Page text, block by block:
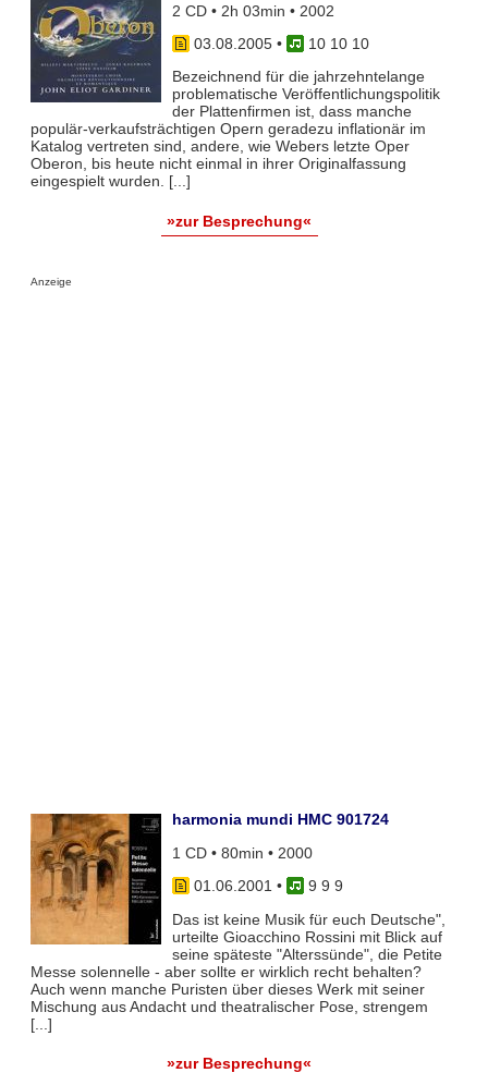
2 CD • 2h 03min • 2002
03.08.2005•
10 10 10
Bezeichnend für die jahrzehntelange
problematische Veröffentlichungspolitik
der Plattenfirmen ist, dass manche
populär-verkaufsträchtigen Opern geradezu inflationär im
Katalog vertreten sind, andere, wie Webers letzte Oper
Oberon, bis heute nicht einmal in ihrer Originalfassung
eingespielt wurden. [...]
»zur Besprechung«
Anzeige
harmonia mundi HMC 901724
1 CD • 80min • 2000
01.06.2001 •
9 9 9
Das ist keine Musik für euch Deutsche",
urteilte Gioacchino Rossini mit Blick auf
seine späteste "Alterssünde", die Petite
Messe solennelle - aber sollte er wirklich recht behalten?
Auch wenn manche Puristen über dieses Werk mit seiner
Mischung aus Andacht und theatralischer Pose, strengem
[...]
»zur Besprechung«